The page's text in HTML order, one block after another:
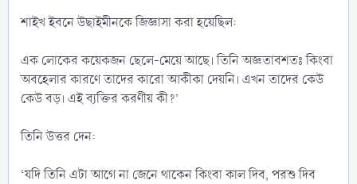
শাইখ ইবনে উছাইমীনকে জিজ্ঞাসা করা হয়েছিল:
এক লোকের কয়েকজন ছেলে-মেয়ে আছে। তিনি অজ্ঞতাবশতঃ কিংবা
অবহেলার কারণে তাদের কারো আকীকা দেয়নি। এখন তাদের কেউ
কেউ বড়। এই ব্যক্তির করণীয় কী?’
তিনি উত্তর দেন:
‘যদি তিনি এটা আগে না জেনে থাকেন কিংবা কাল দিব, পরশু দিব